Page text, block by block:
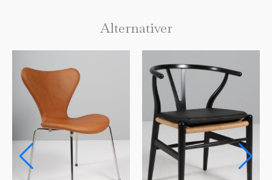
Alternativer